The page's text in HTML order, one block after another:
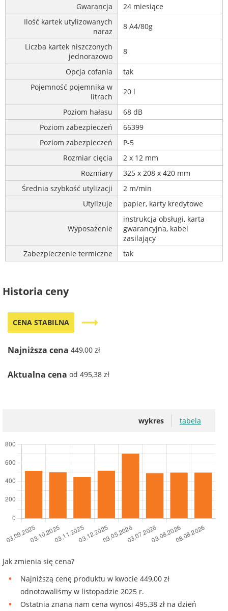
Gwarancja
24 miesiące
Ilość kartek utylizowanych
naraz
8 A4/80g
Liczba kartek niszczonych
jednorazowo
8
Opcja cofania
tak
Pojemność pojemnika w
litrach
20 l
Poziom hałasu
68 dB
Poziom zabezpieczeń
66399
Poziom zabezpieczeń
P-5
Rozmiar cięcia
2 x 12 mm
Rozmiary
325 x 208 x 420 mm
Średnia szybkość utylizacji
2 m/min
Utylizuje
papier, karty kredytowe
Wyposażenie
instrukcja obsługi, karta
gwarancyjna, kabel
zasilający
Zabezpieczenie termiczne
tak
Historia ceny
CENA STABILNA trending_flat
Najniższa cena 449,00 zł
Aktualna cena od 495,38 zł
wykres tabela
Jak zmienia się cena?
Najniższą cenę produktu w kwocie 449,00 zł
odnotowaliśmy w listopadzie 2025 r.
Ostatnia znana nam cena wynosi 495,38 zł na dzień